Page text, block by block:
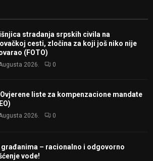
stradanja srpskih civila na
cesti, zločina za koji još niko nije
(FOTO)
2026. 0
Ovjerene liste za kompenzacione mandate
2026. 0
građanima – racionalno i odgovorno
vode!